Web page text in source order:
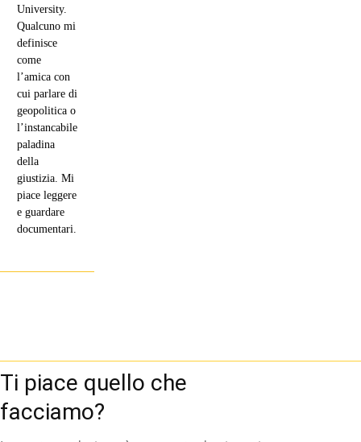
University.
Qualcuno mi
definisce
come
l’amica con
cui parlare di
geopolitica o
l’instancabile
paladina
della
giustizia. Mi
piace leggere
e guardare
documentari.
Ti piace quello che
facciamo?